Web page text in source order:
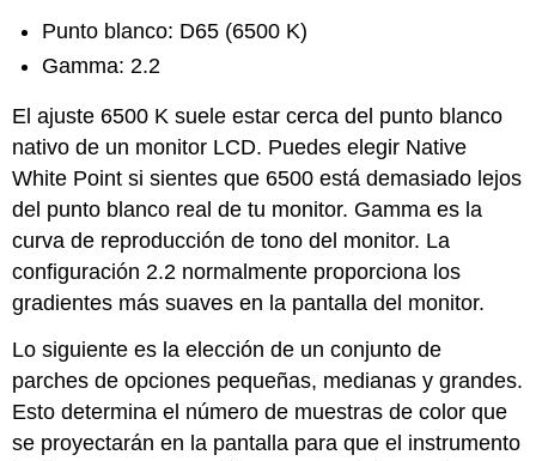
Punto blanco: D65 (6500 K)
Gamma: 2.2
El ajuste 6500 K suele estar cerca del punto blanco
nativo de un monitor LCD. Puedes elegir Native
White Point si sientes que 6500 está demasiado lejos
del punto blanco real de tu monitor. Gamma es la
curva de reproducción de tono del monitor. La
configuración 2.2 normalmente proporciona los
gradientes más suaves en la pantalla del monitor.
Lo siguiente es la elección de un conjunto de
parches de opciones pequeñas, medianas y grandes.
Esto determina el número de muestras de color que
se proyectarán en la pantalla para que el instrumento